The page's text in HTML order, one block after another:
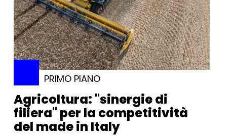
PRIMO PIANO
Agricoltura: "sinergie di
filiera" per la competitività
del made in Italy